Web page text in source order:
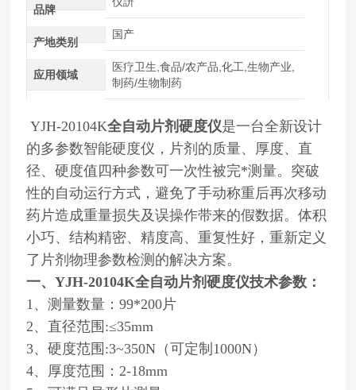
品牌
产地类别
国产
应用领域
医疗卫生,食品/农产品,化工,生物产业,
制药/生物制药
YJH-20104K全自动片剂硬度仪是一台全新设计
的多参数智能硬度仪，片剂的质量、厚度、直
径、硬度值四种参数可一次性被完*测量。突破
性的自动运行方式，避免了手动称重后再次移动
药片造成重量损失及误操作带来的假数据。体积
小巧、结构精密、精度高、重复性好，重新定义
了片剂物理参数检测的解决方案。
一、YJH-20104K全自动片剂硬度仪技术参数：
1、测量数量：99*200片
2、直径范围:≤35mm
3、硬度范围:3~350N（可定制1000N）
4、厚度范围：2-18mm